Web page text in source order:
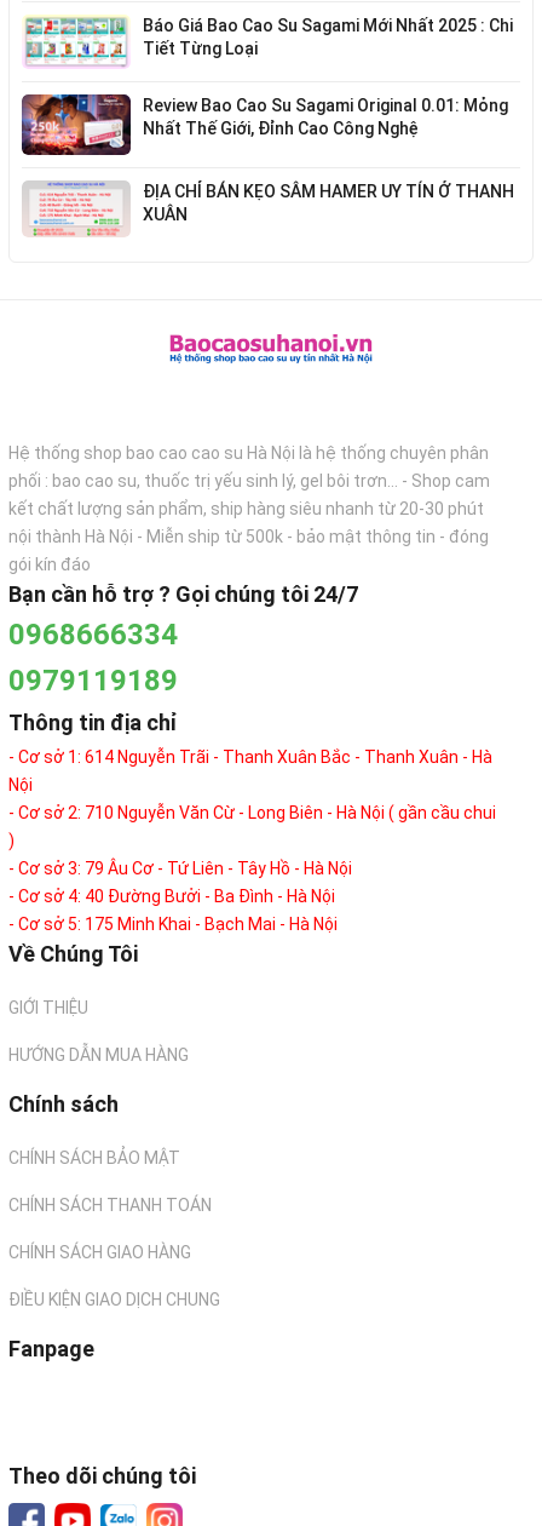
Báo Giá Bao Cao Su Sagami Mới Nhất 2025 : Chi
Tiết Từng Loại
Review Bao Cao Su Sagami Original 0.01: Mỏng
Nhất Thế Giới, Đỉnh Cao Công Nghệ
ĐỊA CHỈ BÁN KẸO SÂM HAMER UY TÍN Ở THANH
XUÂN
Hệ thống shop bao cao cao su Hà Nội là hệ thống chuyên phân
phối : bao cao su, thuốc trị yếu sinh lý, gel bôi trơn... - Shop cam
kết chất lượng sản phẩm, ship hàng siêu nhanh từ 20-30 phút
nội thành Hà Nội - Miễn ship từ 500k - bảo mật thông tin - đóng
gói kín đáo
Bạn cần hỗ trợ ? Gọi chúng tôi 24/7
0968666334
0979119189
Thông tin địa chỉ
- Cơ sở 1: 614 Nguyễn Trãi - Thanh Xuân Bắc - Thanh Xuân - Hà
Nội
- Cơ sở 2: 710 Nguyễn Văn Cừ - Long Biên - Hà Nội ( gần cầu chui
)
- Cơ sở 3: 79 Âu Cơ - Tứ Liên - Tây Hồ - Hà Nội
- Cơ sở 4: 40 Đường Bưởi - Ba Đình - Hà Nội
- Cơ sở 5: 175 Minh Khai - Bạch Mai - Hà Nội
Về Chúng Tôi
GIỚI THIỆU
HƯỚNG DẪN MUA HÀNG
Chính sách
CHÍNH SÁCH BẢO MẬT
CHÍNH SÁCH THANH TOÁN
CHÍNH SÁCH GIAO HÀNG
ĐIỀU KIỆN GIAO DỊCH CHUNG
Fanpage
Theo dõi chúng tôi